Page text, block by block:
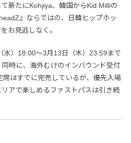
新たにKohjiya、韓国からKid Milliの
』ならではの、日韓ヒップホッ
お見逃しなく。
水）18:00〜3月13日（木）23:59まで
時に、海外むけのインバウンド受付
はすでに完売しているが、優先入場
アで楽しめるファストパスは引き続